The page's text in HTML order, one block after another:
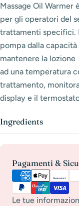
Massage Oil
per gli operatori del
trattamenti specifici.
pompa dalla
mantenere la lozione
ad una temperatura
trattamento,
display e il
Ingredients
Pagamenti &
Metodi
pagamento
Le tue